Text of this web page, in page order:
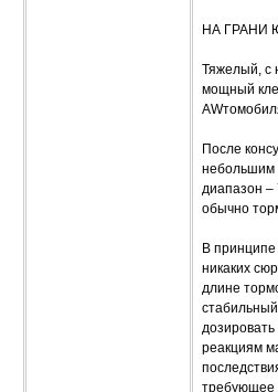
НА ГРАНИ
Тяжелый, с
мощный
После
небольшим
диапазон –
обычно
В
никаких
длине
реакциям
требующее